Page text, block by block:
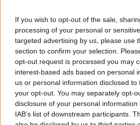
If you wish to opt-out of the sale,
processing of your personal or
targeted advertising by us, please use
section to confirm your selection.
opt-out request is processed you may
interest-based ads based on personal
us or personal information disclosed
your opt-out. You may separately opt-
disclosure of your personal
IAB’s list of downstream participants.
20 2
Ferrari 360
76 473 visningar
470
Nissan S15
Spexarn
21 325 visningar